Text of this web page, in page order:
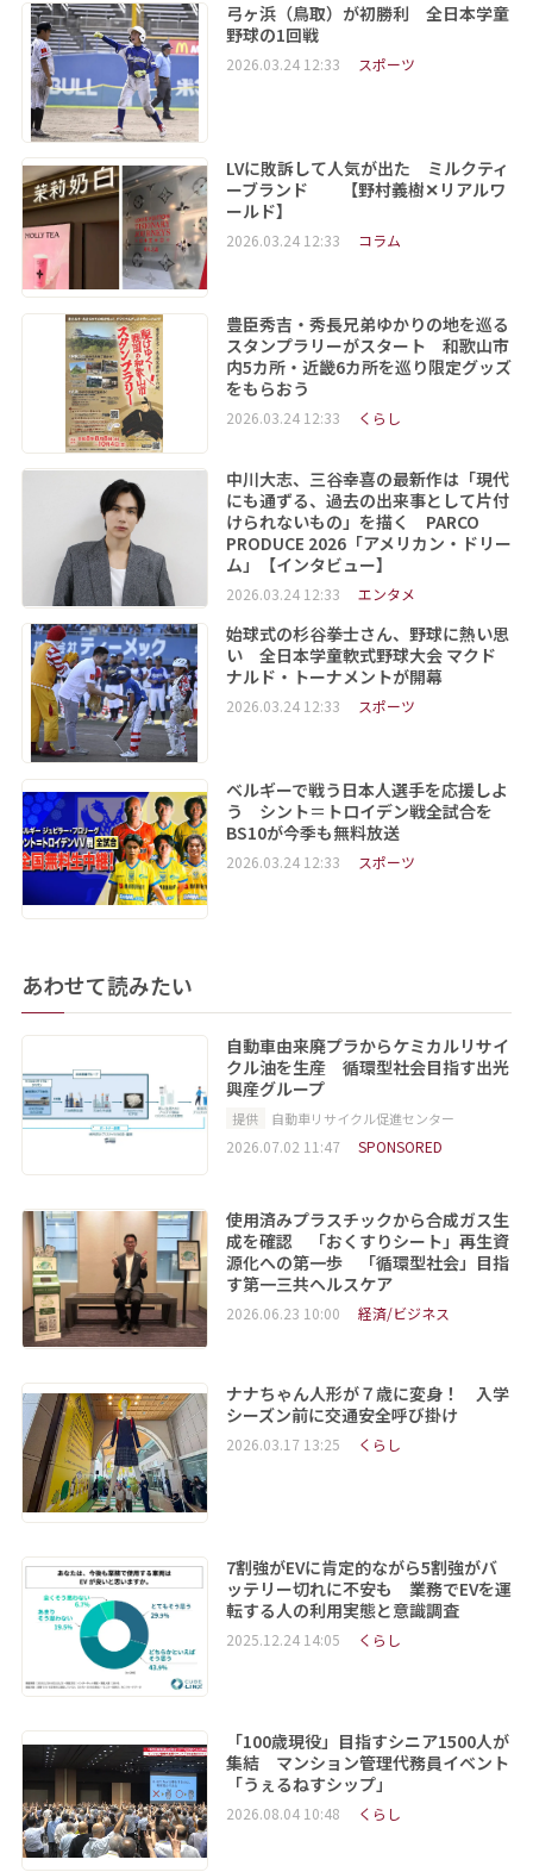
弓ヶ浜（鳥取）が初勝利 全日本学童
野球の1回戦
2026.03.24 12:33 スポーツ
LVに敗訴して人気が出た ミルクティ
ーブランド 【野村義樹✕リアルワ
ールド】
2026.03.24 12:33 コラム
豊臣秀吉・秀長兄弟ゆかりの地を巡る
スタンプラリーがスタート 和歌山市
内5カ所・近畿6カ所を巡り限定グッズ
をもらおう
2026.03.24 12:33 くらし
中川大志、三谷幸喜の最新作は「現代
にも通ずる、過去の出来事として片付
けられないもの」を描く PARCO
PRODUCE 2026「アメリカン・ドリー
ム」【インタビュー】
2026.03.24 12:33 エンタメ
始球式の杉谷拳士さん、野球に熱い思
い 全日本学童軟式野球大会 マクド
ナルド・トーナメントが開幕
2026.03.24 12:33 スポーツ
ベルギーで戦う日本人選手を応援しよ
う シント＝トロイデン戦全試合を
BS10が今季も無料放送
2026.03.24 12:33 スポーツ
あわせて読みたい
自動車由来廃プラからケミカルリサイ
クル油を生産 循環型社会目指す出光
興産グループ
提供 自動車リサイクル促進センター
2026.07.02 11:47 SPONSORED
使用済みプラスチックから合成ガス生
成を確認 「おくすりシート」再生資
源化への第一歩 「循環型社会」目指
す第一三共ヘルスケア
2026.06.23 10:00 経済/ビジネス
ナナちゃん人形が７歳に変身！ 入学
シーズン前に交通安全呼び掛け
2026.03.17 13:25 くらし
7割強がEVに肯定的ながら5割強がバ
ッテリー切れに不安も 業務でEVを運
転する人の利用実態と意識調査
2025.12.24 14:05 くらし
「100歳現役」目指すシニア1500人が
集結 マンション管理代務員イベント
「うぇるねすシップ」
2026.08.04 10:48 くらし